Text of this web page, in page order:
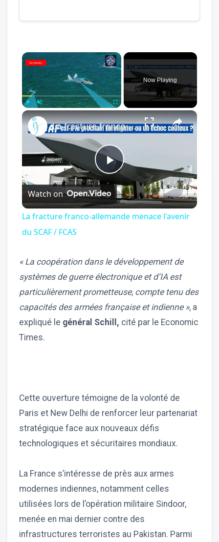
×
Now Playing
×
Play
Video
La fracture franco-allemande menace l'avenir du SCAF / FCAS
Watch on
La fracture franco-allemande menace l'avenir
du SCAF / FCAS
« La coopération dans le développement de
systèmes de guerre électronique et d’IA est
particulièrement prometteuse, compte tenu des
capacités des armées française et indienne », a
expliqué le général Schill, cité par le Economic
Times.
Cette ouverture témoigne de la volonté de
Paris et New Delhi de renforcer leur partenariat
stratégique face aux nouveaux défis
technologiques et sécuritaires mondiaux.
La France s’intéresse de près aux armes
modernes indiennes, notamment celles
utilisées lors de l’opération militaire Sindoor,
menée en mai dernier contre des
infrastructures terroristes au Pakistan. Parmi